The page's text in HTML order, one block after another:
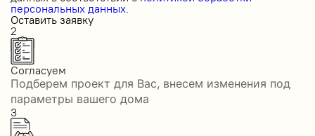
персональных данных.
Оставить заявку
2
Согласуем
Подберем проект для Вас, внесем изменения под
параметры вашего дома
3